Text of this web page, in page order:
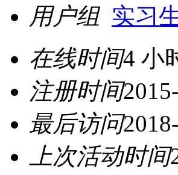
用户组 实习
在线时间4 小
注册时间
最后访问
上次活动时间